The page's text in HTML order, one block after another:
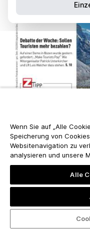
Wenn Sie auf „Alle
Speicherung von
Websitenavigation zu
analysieren und unsere
Alle